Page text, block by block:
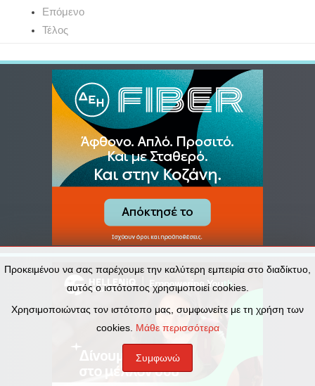
Επόμενο
Τέλος
Προκειμένου να σας παρέχουμε την καλύτερη εμπειρία στο διαδίκτυο,
αυτός ο ιστότοπος χρησιμοποιεί cookies.
Χρησιμοποιώντας τον ιστότοπο μας, συμφωνείτε με τη χρήση των
cookies. Μάθε περισσότερα
Συμφωνώ